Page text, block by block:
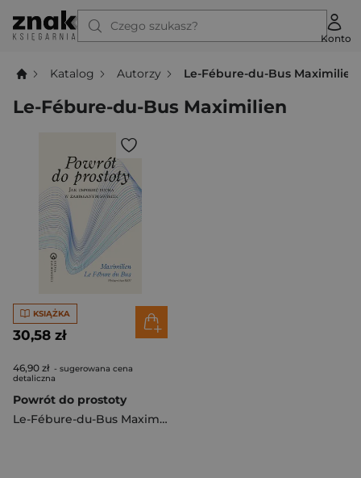
Czego szukasz?
Konto
Katalog Autorzy Le-Fébure-du-Bus Maximilien
Le-Fébure-du-Bus Maximilien
KSIĄŻKA
30,58 zł
46,90 zł - sugerowana cena
detaliczna
Powrót do prostoty
Le-Fébure-du-Bus Maximilien